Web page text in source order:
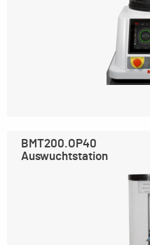
BMT200.OP40
Auswuchtstation